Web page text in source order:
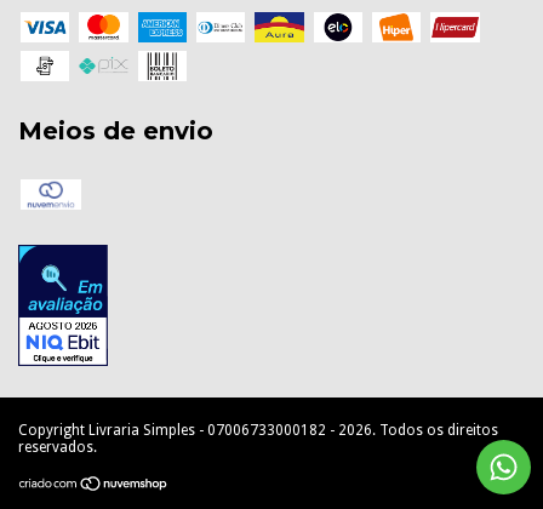
Meios de envio
Copyright Livraria Simples - 07006733000182 - 2026. Todos os direitos
reservados.